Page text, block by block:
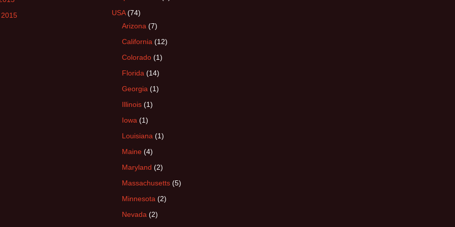
USA(74)
Arizona (7)
California (12)
Colorado (1)
Florida (14)
Georgia (1)
Illinois (1)
Iowa (1)
Louisiana (1)
Maine (4)
Maryland (2)
Massachusetts (5)
Minnesota (2)
Nevada (2)